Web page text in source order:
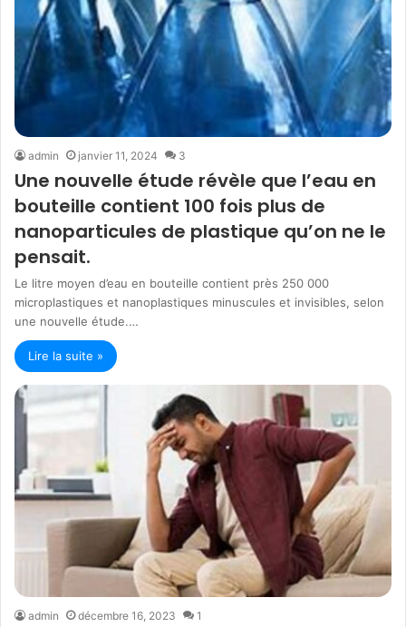
admin janvier 11, 2024 3
Une nouvelle étude révèle que l’eau en
bouteille contient 100 fois plus de
nanoparticules de plastique qu’on ne le
pensait.
Le litre moyen d’eau en bouteille contient près 250 000
microplastiques et nanoplastiques minuscules et invisibles, selon
une nouvelle étude.…
Lire la suite »
admin décembre 16, 2023 1